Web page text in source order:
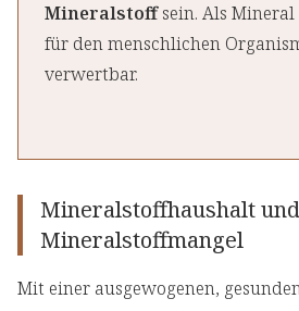
Mineralstoffsein. Als
für den menschlichen
verwertbar.
Mineralstoffhaushalt und
Mineralstoffmangel
Mit einer ausgewogenen,